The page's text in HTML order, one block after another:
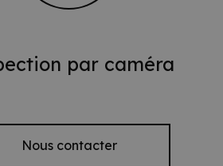
par caméra
Nous contacter